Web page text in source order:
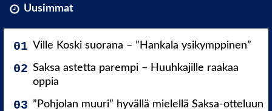
Uusimmat
Ville Koski suorana – ”Hankala ysikymppinen”
Saksa astetta parempi – Huuhkajille raakaa
oppia
”Pohjolan muuri” hyvällä mielellä Saksa-otteluun